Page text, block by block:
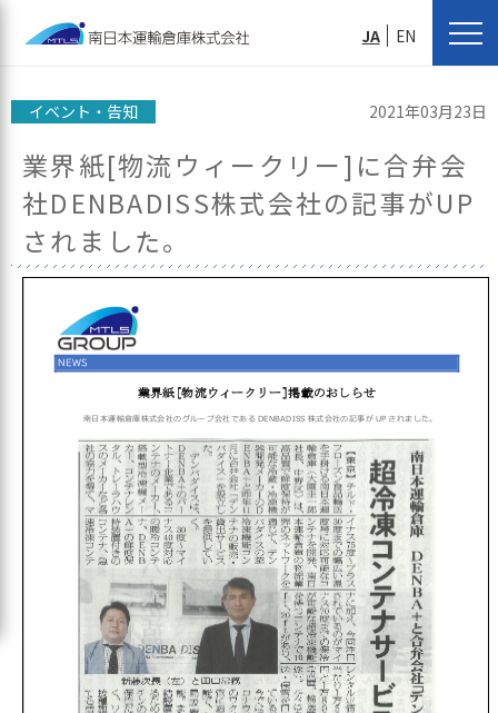
JA EN
イベント・告知 2021年03月23日
業界紙[物流ウィークリー]に合弁会
社DENBADISS株式会社の記事がUP
されました。